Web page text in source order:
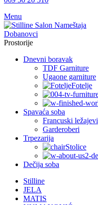
Menu
Prostorije
Dnevni boravak
TDF Garniture
Ugaone garniture
Fotelje
Spavaća soba
Francuski ležajevi
Garderoberi
Trpezarija
Stolice
Dečija soba
Stilline
JELA
MATIS